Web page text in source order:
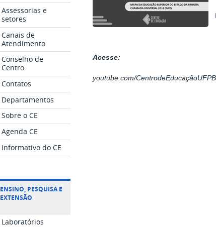
Assessorias e
setores
Canais de
Atendimento
Conselho de
Centro
Contatos
Departamentos
Sobre o CE
Agenda CE
Informativo do CE
ENSINO, PESQUISA E
EXTENSÃO
Laboratórios
Acesse:
youtube.com/CentrodeEducaçãoUFPB